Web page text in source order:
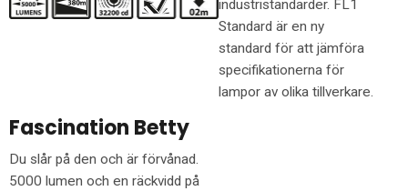
industristandarder. FL1
Standard är en ny
standard för att jämföra
specifikationerna för
lampor av olika tillverkare.
Fascination Betty
Du slår på den och är förvånad.
5000 lumen och en räckvidd på